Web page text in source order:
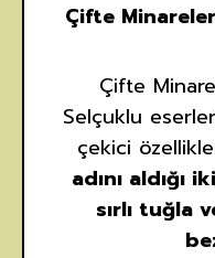
Çifte
Çifte
Selçuklu
çekici
adını aldığı
sırlı tuğla